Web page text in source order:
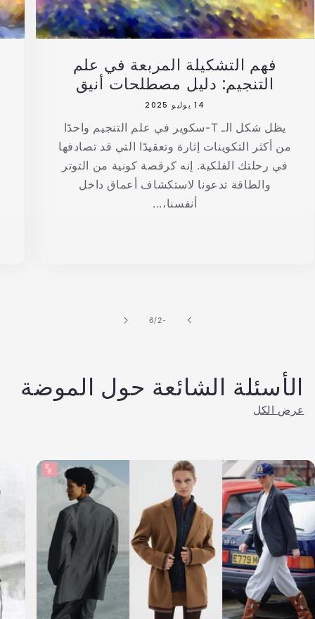
فهم التشكيلة المربعة في علم
التنجيم: دليل مصطلحات أنيق
14 يوليو 2025
يظل شكل الـ T-سكوير في علم التنجيم واحدًا
من أكثر التكوينات إثارة وتعقيدًا التي قد تصادفها
في رحلتك الفلكية. إنه كرقصة كونية من التوتر
والطاقة تدعونا لاستكشاف أعماق داخل
أنفسنا،...
-2
/
من
6
الأسئلة الشائعة حول الموضة
عرض الكل